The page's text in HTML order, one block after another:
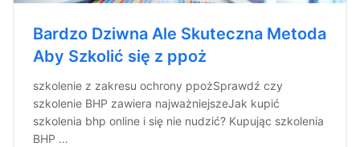
Bardzo Dziwna Ale Skuteczna Metoda
Aby Szkolić się z ppoż
szkolenie z zakresu ochrony ppożSprawdź czy
szkolenie BHP zawiera najważniejszeJak kupić
szkolenia bhp online i się nie nudzić? Kupując szkolenia
BHP ...